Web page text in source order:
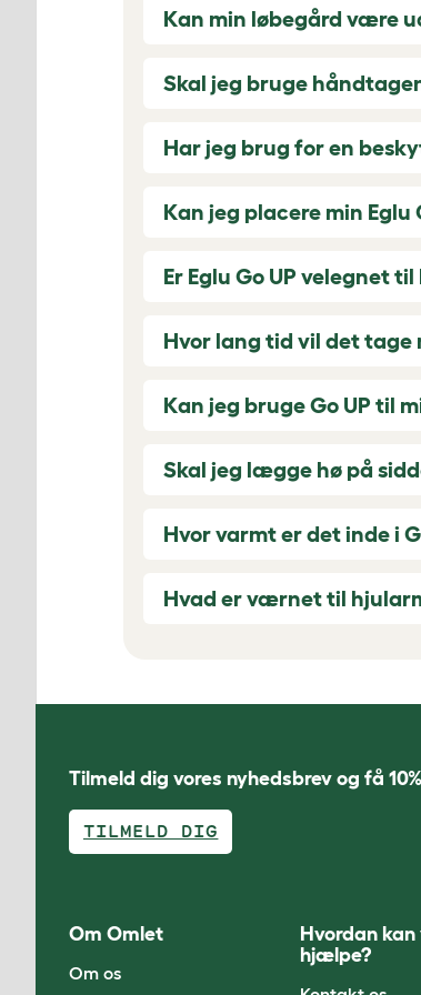
Kan min løbegård være
Skal jeg bruge
Har jeg brug for en
Kan jeg placere min
Er Eglu Go UP velegnet
Hvor lang tid vil det tage
Kan jeg bruge Go UP til
Skal jeg lægge hø på
Hvor varmt er det inde i
Hvad er værnet til
Tilmeld dig vores nyhedsbrev og få
TILMELD DIG
Om Omlet
Om os
Hvordan kan
hjælpe?